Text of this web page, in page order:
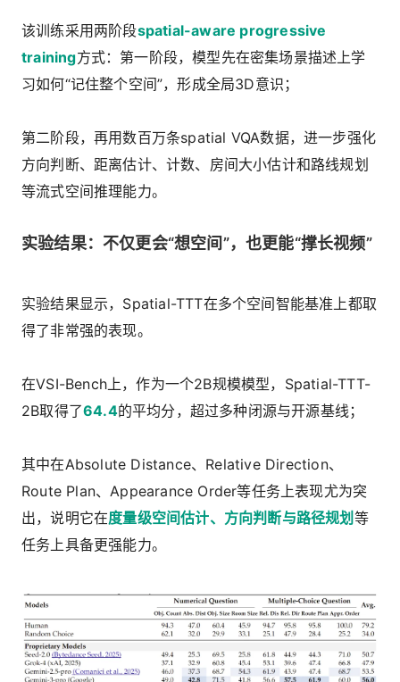
该训练采用两阶段spatial-aware progressive
training方式：第一阶段，模型先在密集场景描述上学
习如何“记住整个空间”，形成全局3D意识；
第二阶段，再用数百万条spatial VQA数据，进一步强化
方向判断、距离估计、计数、房间大小估计和路线规划
等流式空间推理能力。
实验结果：不仅更会“想空间”，也更能“撑长视频”
实验结果显示，Spatial-TTT在多个空间智能基准上都取
得了非常强的表现。
在VSI-Bench上，作为一个2B规模模型，Spatial-TTT-
2B取得了64.4的平均分，超过多种闭源与开源基线；
其中在Absolute Distance、Relative Direction、
Route Plan、Appearance Order等任务上表现尤为突
出，说明它在度量级空间估计、方向判断与路径规划 等
任务上具备更强能力。